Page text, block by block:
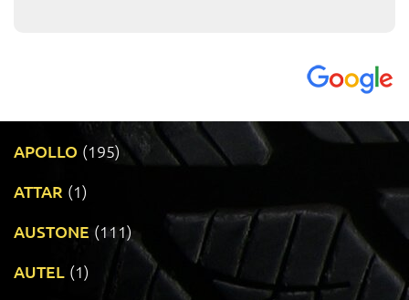
APOLLO (195)
ATTAR (1)
AUSTONE (111)
AUTEL (1)